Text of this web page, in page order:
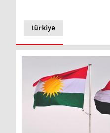
türkiye